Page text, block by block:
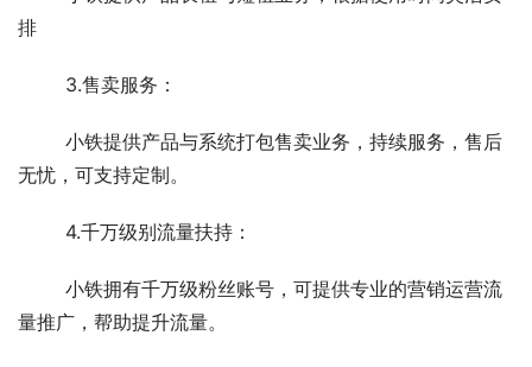
排
3.售卖服务：
小铁提供产品与系统打包售卖业务，持续服务，售后
无忧，可支持定制。
4.千万级别流量扶持：
小铁拥有千万级粉丝账号，可提供专业的营销运营流
量推广，帮助提升流量。